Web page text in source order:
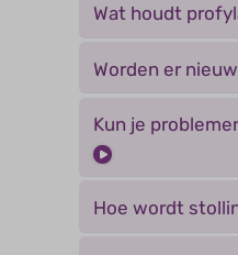
Wat houdt
Worden er
Kun je
Hoe wordt